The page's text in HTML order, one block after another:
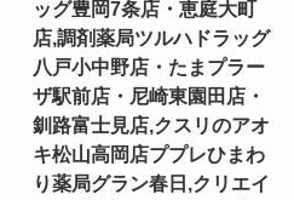
ッグ豊岡7条店・恵庭大町
店,調剤薬局ツルハドラッグ
八戸小中野店・たまプラー
ザ駅前店・尼崎東園田店・
釧路富士見店,クスリのアオ
キ松山高岡店ププレひまわ
り薬局グラン春日,クリエイ